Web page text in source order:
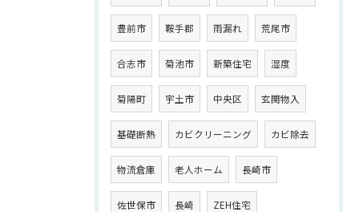
豊前市 鞍手郡 雨漏れ 荒尾市
合志市 菊池市 新築住宅 湿度
菊陽町 宇土市 中央区 玄関物入
基礎断熱 カビクリーニング カビ除去
物流倉庫 老人ホーム 長崎市
佐世保市 長崎 ZEH住宅